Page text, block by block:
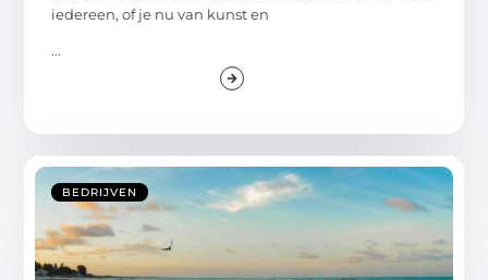
iedereen, of je nu van kunst en
...
BEDRIJVEN